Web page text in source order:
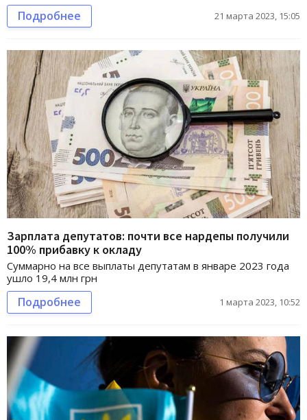
Подробнее 21 марта 2023, 15:05
Зарплата депутатов: почти все нардепы получили
100% прибавку к окладу
Суммарно на все выплаты депутатам в январе 2023 года
ушло 19,4 млн грн
Подробнее 1 марта 2023, 10:52